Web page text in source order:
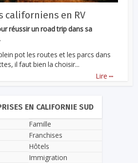
californiens en RV
réussir un road trip dans sa
pot les routes et les parcs dans
il faut bien la choisir...
Lire ...
EN CALIFORNIE SUD
Famille
Franchises
Hôtels
Immigration